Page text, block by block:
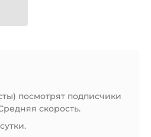
посмотрят подписчики
скорость.